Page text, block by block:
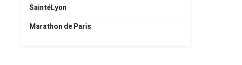
SaintéLyon
Marathon de Paris